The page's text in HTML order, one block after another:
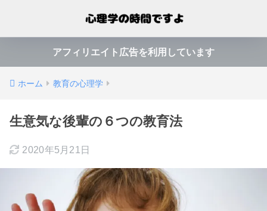
アフィリエイト広告を利用しています
ホーム 教育の心理学
生意気な後輩の６つの教育法
2020年5月21日